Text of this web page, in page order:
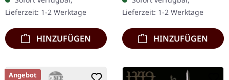
mit Insert und Download-
Karte. Wenn wir über…
Lieferzeit: 1-2 Werktage
HINZUFÜGEN
180g-Vinyl. "Terrorize
Brutalize Sodomize"…
Lieferzeit: 1-2 Werktage
HINZUFÜGEN
Angebot